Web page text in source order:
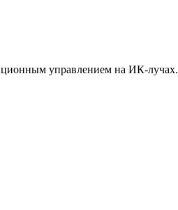
управлением на ИК-лучах.